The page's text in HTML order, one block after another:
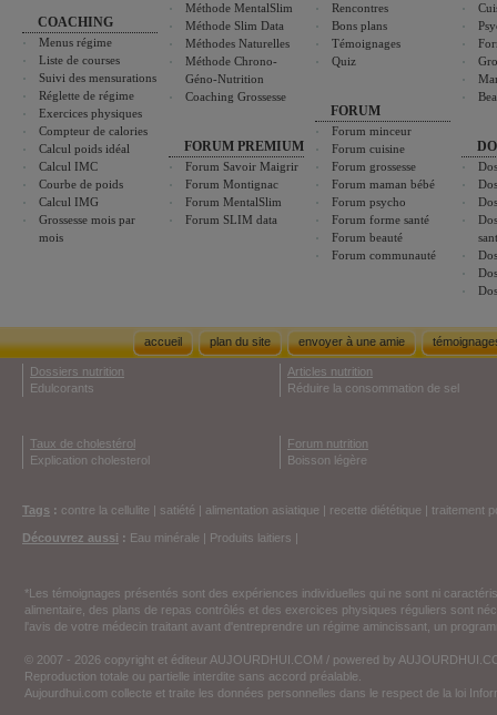
COACHING
Menus régime
Liste de courses
Suivi des mensurations
Réglette de régime
Exercices physiques
Compteur de calories
Calcul poids idéal
Calcul IMC
Courbe de poids
Calcul IMG
Grossesse mois par
mois
Méthode MentalSlim
Méthode Slim Data
Méthodes Naturelles
Méthode Chrono-
Géno-Nutrition
Coaching Grossesse
FORUM PREMIUM
Forum Savoir Maigrir
Forum Montignac
Forum MentalSlim
Forum SLIM data
Rencontres
Bons plans
Témoignages
Quiz
FORUM
Forum minceur
Forum cuisine
Forum grossesse
Forum maman bébé
Forum psycho
Forum forme santé
Forum beauté
Forum communauté
accueil plan du site envoyer à une amie
Dossiers nutrition
Edulcorants
Articles nutrition
Réduire la consommation de sel
Taux de cholestérol
Explication cholesterol
Forum nutrition
Boisson légère
Tags : contre la cellulite | satiété | alimentation asiatique | recette diététique | traitement
Découvrez aussi : Eau minérale | Produits laitiers |
*Les témoignages présentés sont des expériences individuelles qui ne sont ni
alimentaire, des plans de repas contrôlés et des exercices physiques réguliers sont
l'avis de votre médecin traitant avant d'entreprendre un régime amincissant, un
© 2007 - 2026 copyright et éditeur AUJOURDHUI.COM / powered by
Reproduction totale ou partielle interdite sans accord préalable.
Aujourdhui.com collecte et traite les données personnelles dans le respect de la loi